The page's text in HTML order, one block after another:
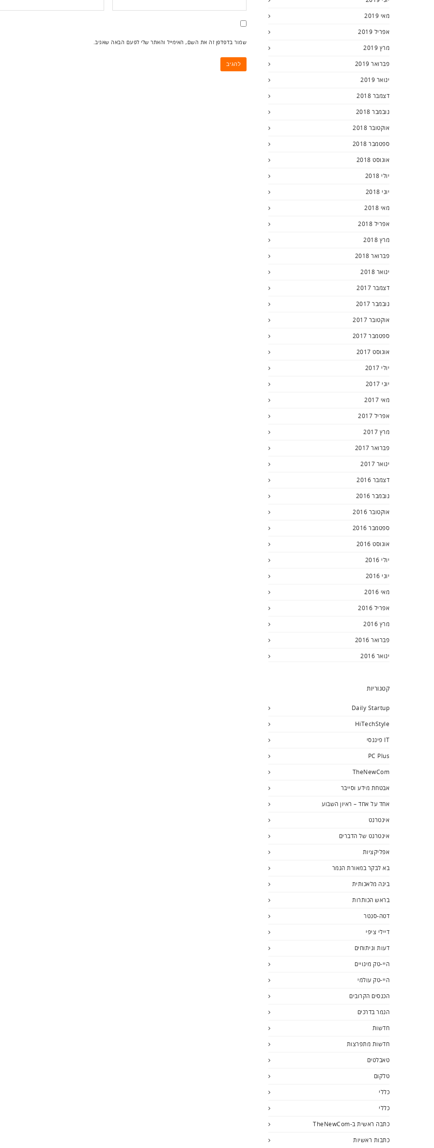
שמור בדפדפן זה את השם, האימייל והאתר שלי לפעם הבאה שאגיב.
מאי 2019
אפריל 2019
מרץ 2019
פברואר 2019
ינואר 2019
דצמבר 2018
נובמבר 2018
אוקטובר 2018
ספטמבר 2018
אוגוסט 2018
יולי 2018
יוני 2018
מאי 2018
אפריל 2018
מרץ 2018
פברואר 2018
ינואר 2018
דצמבר 2017
נובמבר 2017
אוקטובר 2017
ספטמבר 2017
אוגוסט 2017
יולי 2017
יוני 2017
מאי 2017
אפריל 2017
מרץ 2017
פברואר 2017
ינואר 2017
דצמבר 2016
נובמבר 2016
אוקטובר 2016
ספטמבר 2016
אוגוסט 2016
יולי 2016
יוני 2016
מאי 2016
אפריל 2016
מרץ 2016
פברואר 2016
ינואר 2016
קטגוריות
Daily Startup
HiTechStyle
IT פיננסי
PC Plus
TheNewCom
אבטחת מידע וסייבר
אחד על אחד – ראיון השבוע
אינטרנט
אינטרנט של הדברים
אפליקציות
בא לבקר במאורת הנמר
בינה מלאכותית
בראש הכותרות
דטה-סנטר
דיילי ציפי
דעות וניתוחים
היי-טק מינויים
היי-טק עולמי
הכנסים הקרובים
הנמר בדרכים
חדשות
חדשות מתפרצות
טאבלטים
טלקום
כללי
כללי
כתבה ראשית ב-TheNewCom
כתבות ראשיות